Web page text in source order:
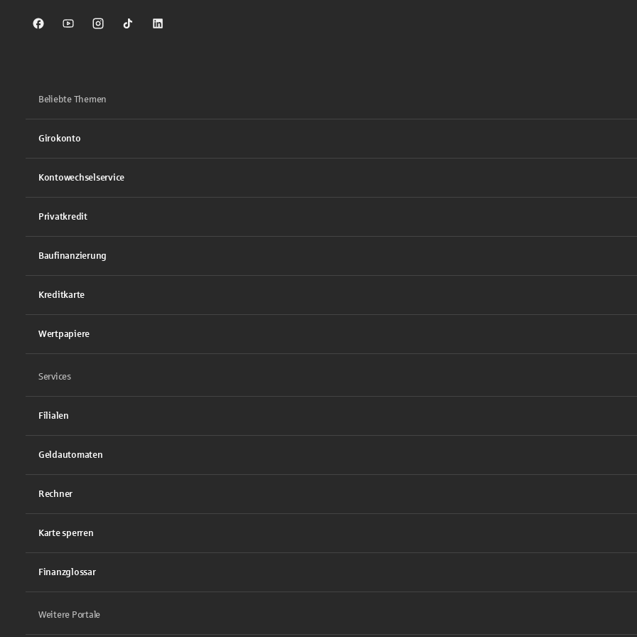
Sparkasse auf Facebook
Sparkasse auf Youtube
Sparkasse auf Instagram
Sparkasse auf TikTok
Sparkasse auf LinkedIn
Beliebte Themen
Girokonto
Kontowechselservice
Privatkredit
Baufinanzierung
Kreditkarte
Wertpapiere
Services
Filialen
Geldautomaten
Rechner
Karte sperren
Finanzglossar
Weitere Portale